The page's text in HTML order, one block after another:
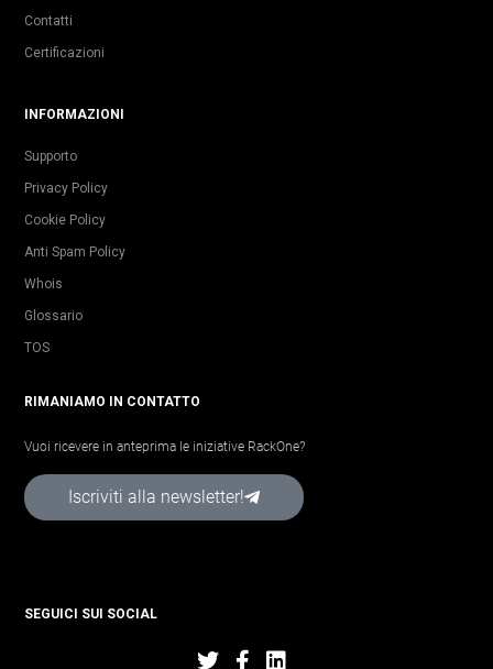
Contatti
Certificazioni
INFORMAZIONI
Supporto
Privacy Policy
Cookie Policy
Anti Spam Policy
Whois
Glossario
TOS
RIMANIAMO IN CONTATTO
Vuoi ricevere in anteprima le iniziative RackOne?
Iscriviti alla newsletter!
SEGUICI SUI SOCIAL